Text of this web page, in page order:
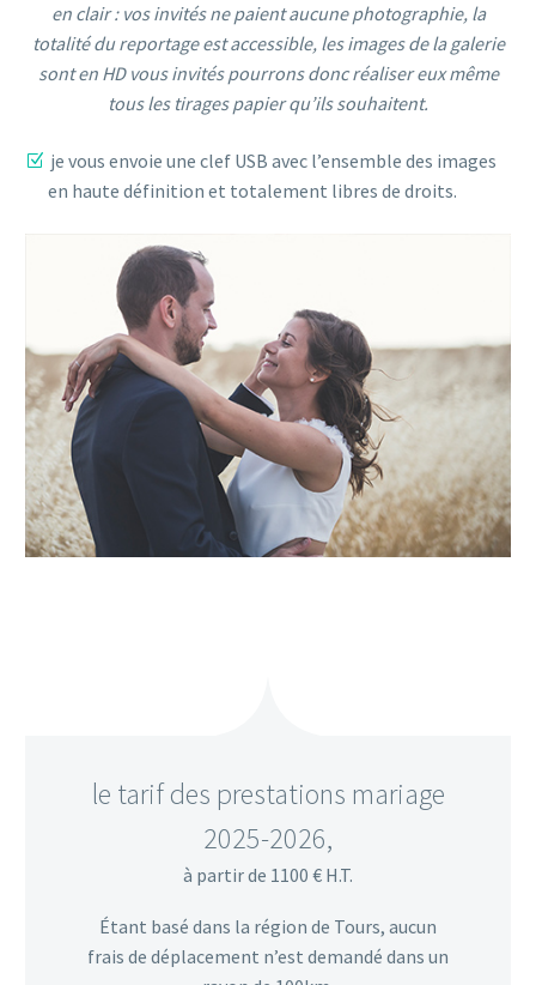
en clair : vos invités ne paient aucune photographie, la
totalité du reportage est accessible, les images de la galerie
sont en HD vous invités pourrons donc réaliser eux même
tous les tirages papier qu’ils souhaitent.
je vous envoie une clef USB avec l’ensemble des images
en haute définition et totalement libres de droits.
le tarif des prestations mariage
2025-2026,
à partir de 1100 € H.T.
Étant basé dans la région de Tours, aucun
frais de déplacement n’est demandé dans un